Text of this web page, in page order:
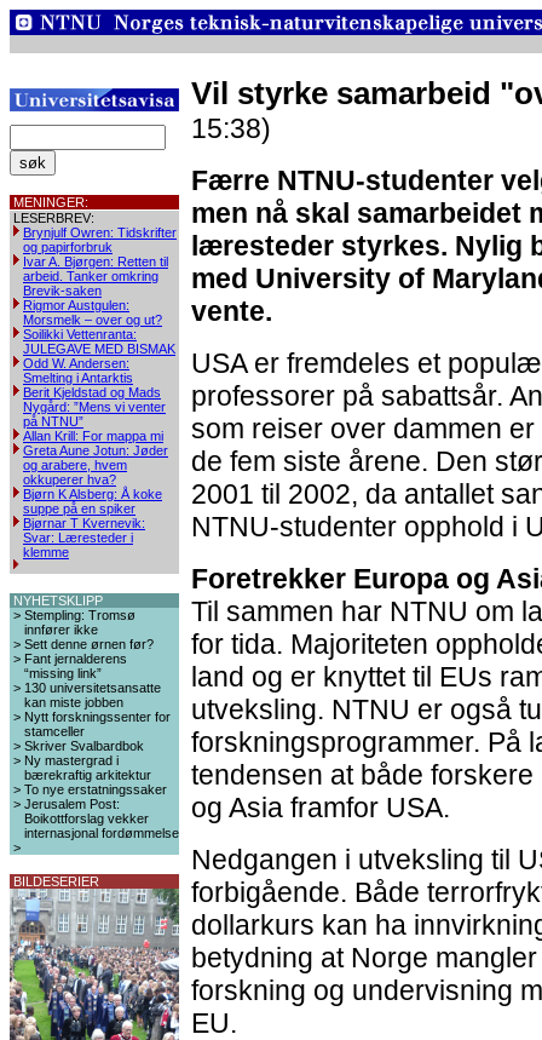
MENINGER:
LESERBREV:
Brynjulf Owren: Tidskrifter
og papirforbruk
Ivar A. Bjørgen: Retten til
arbeid. Tanker omkring
Brevik-saken
Rigmor Austgulen:
Morsmelk – over og ut?
Soilikki Vettenranta:
JULEGAVE MED BISMAK
Odd W. Andersen:
Smelting i Antarktis
Berit Kjeldstad og Mads
Nygård: ”Mens vi venter
på NTNU”
Allan Krill: For mappa mi
Greta Aune Jotun: Jøder
og arabere, hvem
okkuperer hva?
Bjørn K Alsberg: Å koke
suppe på en spiker
Bjørnar T Kvernevik:
Svar: Læresteder i
klemme
NYHETSKLIPP
> Stempling: Tromsø
innfører ikke
> Sett denne ørnen før?
> Fant jernalderens
“missing link”
> 130 universitetsansatte
kan miste jobben
> Nytt forskningssenter for
stamceller
> Skriver Svalbardbok
> Ny mastergrad i
bærekraftig arkitektur
> To nye erstatningssaker
> Jerusalem Post:
Boikottforslag vekker
internasjonal fordømmelse
>
BILDESERIER
Vil styrke samarbeid
15:38)
Færre NTNU-studenter
men nå skal samarbeidet
læresteder styrkes. Nylig
med University of
vente.
USA er fremdeles et
professorer på sabattsår.
som reiser over dammen
de fem siste årene. Den
2001 til 2002, da antallet
NTNU-studenter opphold i
Foretrekker Europa og
Til sammen har NTNU om
for tida. Majoriteten
land og er knyttet til EUs
utveksling. NTNU er også
forskningsprogrammer. På
tendensen at både
og Asia framfor USA.
Nedgangen i utveksling til
forbigående. Både
dollarkurs kan ha
betydning at Norge
forskning og undervisning
EU.